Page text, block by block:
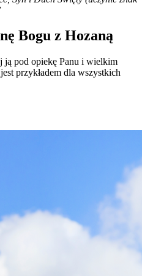
Bogu z Hozaną
ją pod opiekę Panu i wielkim
przykładem dla wszystkich